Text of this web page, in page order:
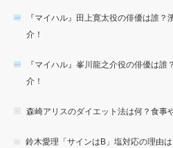
『マイハル』田上寛太役の俳優は誰
介！
『マイハル』峯川龍之介役の俳優は
介！
森崎アリスのダイエット法は何？食事
鈴木愛理「サインはB」塩対応の理由